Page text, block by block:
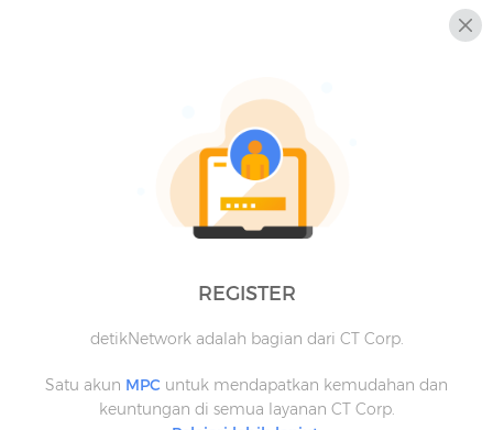
REGISTER
detikNetwork adalah bagian dari CT Corp.
Satu akun MPC untuk mendapatkan kemudahan dan
keuntungan di semua layanan CT Corp.